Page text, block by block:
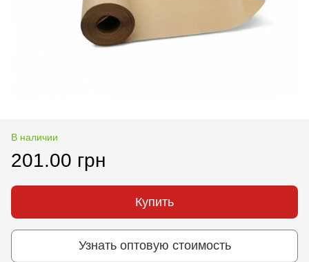
В наличии
201.00 грн
Купить
Узнать оптовую стоимость